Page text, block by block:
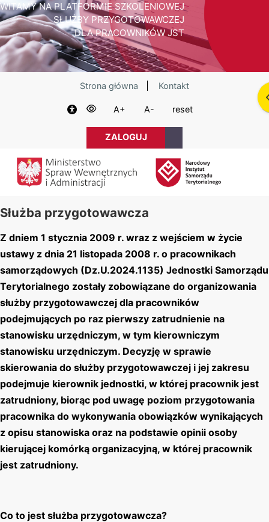
Przejdź do głównej zawartości
WITAMY NA PLATFORMIE SZKOLENIOWEJ
SŁUŻBY PRZYGOTOWAWCZEJ
DLA PRACOWNIKÓW JST
Strona główna Kontakt
A+ A- reset
ZALOGUJ
Służba przygotowawcza
Wymagania zaliczenia
Z dniem 1 stycznia 2009 r. wraz z wejściem w życie
ustawy z dnia 21 listopada 2008 r. o pracownikach
samorządowych (Dz.U.2024.1135) Jednostki Samorządu
Terytorialnego zostały zobowiązane do organizowania
służby przygotowawczej dla pracowników
podejmujących po raz pierwszy zatrudnienie na
stanowisku urzędniczym, w tym kierowniczym
stanowisku urzędniczym. Decyzję w sprawie
skierowania do służby przygotowawczej i jej zakresu
podejmuje kierownik jednostki, w której pracownik jest
zatrudniony, biorąc pod uwagę poziom przygotowania
pracownika do wykonywania obowiązków wynikających
z opisu stanowiska oraz na podstawie opinii osoby
kierującej komórką organizacyjną, w której pracownik
jest zatrudniony.
Co to jest służba przygotowawcza?